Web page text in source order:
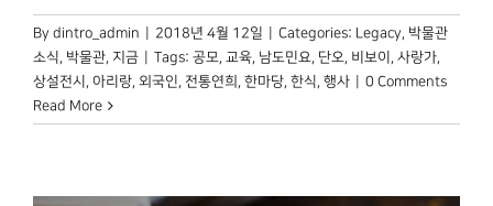
By dintro_admin 2018년 4월 12일 Categories: Legacy, 박물관
소식, 박물관, 지금 Tags: 공모, 교육, 남도민요, 단오, 비보이 , 사랑가,
상설전시 , 아리랑, 외국인, 전통연희 , 한마당, 한식, 행사
0 Comments
Read More